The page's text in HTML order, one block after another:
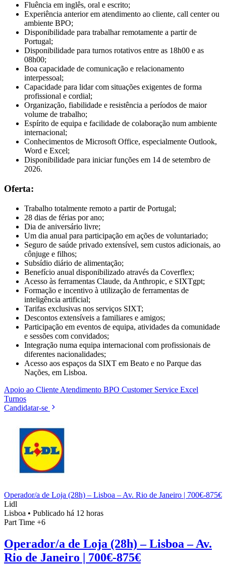
Fluência em inglês, oral e escrito;
Experiência anterior em atendimento ao cliente, call center ou
ambiente BPO;
Disponibilidade para trabalhar remotamente a partir de
Portugal;
Disponibilidade para turnos rotativos entre as 18h00 e as
08h00;
Boa capacidade de comunicação e relacionamento
interpessoal;
Capacidade para lidar com situações exigentes de forma
profissional e cordial;
Organização, fiabilidade e resistência a períodos de maior
volume de trabalho;
Espírito de equipa e facilidade de colaboração num ambiente
internacional;
Conhecimentos de Microsoft Office, especialmente Outlook,
Word e Excel;
Disponibilidade para iniciar funções em 14 de setembro de
2026.
Oferta:
Trabalho totalmente remoto a partir de Portugal;
28 dias de férias por ano;
Dia de aniversário livre;
Um dia anual para participação em ações de voluntariado;
Seguro de saúde privado extensível, sem custos adicionais, ao
cônjuge e filhos;
Subsídio diário de alimentação;
Benefício anual disponibilizado através da Coverflex;
Acesso às ferramentas Claude, da Anthropic, e SIXTgpt;
Formação e incentivo à utilização de ferramentas de
inteligência artificial;
Tarifas exclusivas nos serviços SIXT;
Descontos extensíveis a familiares e amigos;
Participação em eventos de equipa, atividades da comunidade
e sessões com convidados;
Integração numa equipa internacional com profissionais de
diferentes nacionalidades;
Acesso aos espaços da SIXT em Beato e no Parque das
Nações, em Lisboa.
Apoio ao Cliente Atendimento BPO Customer Service Excel
Turnos
Candidatar-se
Operador/a de Loja (28h) – Lisboa – Av. Rio de Janeiro | 700€-875€
Lidl
Lisboa • Publicado há 12 horas
Part Time +6
Operador/a de Loja (28h) – Lisboa – Av.
Rio de Janeiro | 700€-875€